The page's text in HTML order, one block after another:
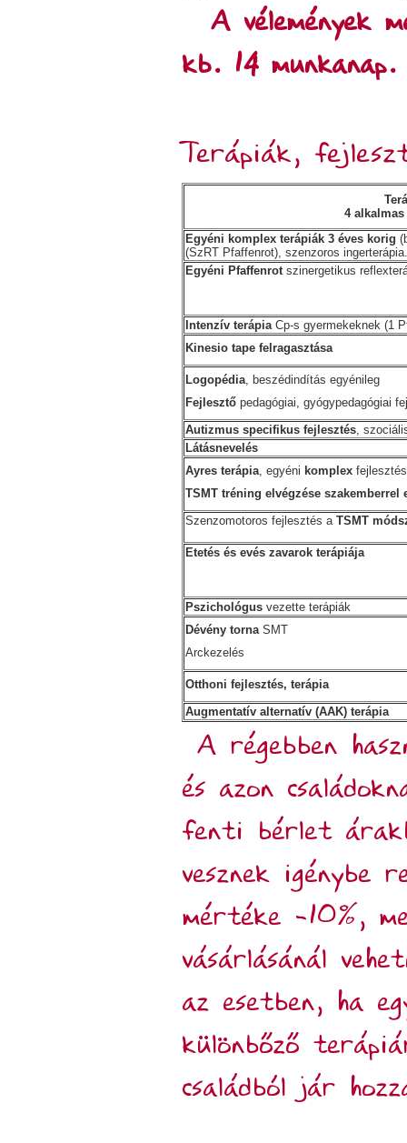
A vélemények
kb. 14
Terápiák,
4
Egyéni komplex terápiák 3 éves korig
(SzRT Pfaffenrot), szenzoros
Egyéni Pfaffenrot szinergetikus
Intenzív terápia Cp-s gyermekeknek (1
Kinesio tape felragasztása
Logopédia, beszédindítás egyénileg
Fejlesztő pedagógiai, gyógypedagógiai
Autizmus specifikus fejlesztés,
Látásnevelés
Ayres terápia, egyéni komplex fejlesztés
TSMT tréning elvégzése szakemberrel
Szenzomotoros fejlesztés a TSMT
Etetés és evés zavarok terápiája
Pszichológus vezette terápiák
Dévény torna SMT
Arckezelés
Otthoni fejlesztés, terápia
Augmentatív alternatív (AAK) terápia
A régebben
és azon
fenti bérlet
vesznek igénybe
mértéke -10%,
vásárlásánál
az esetben, ha
különbőző
családból jár